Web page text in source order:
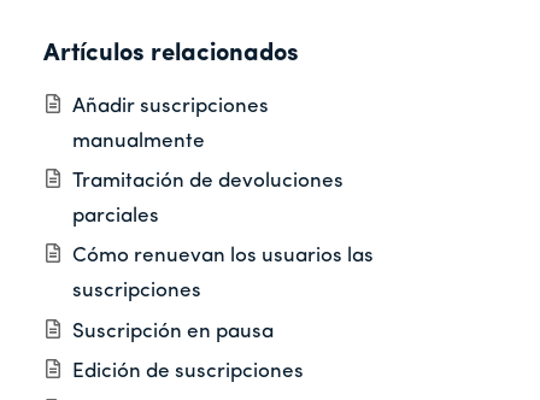
Artículos relacionados
Añadir suscripciones
manualmente
Tramitación de devoluciones
parciales
Cómo renuevan los usuarios las
suscripciones
Suscripción en pausa
Edición de suscripciones